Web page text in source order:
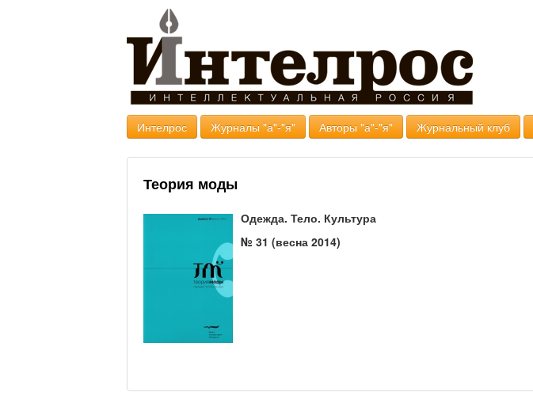
Интелрос Журналы "а"-"я" Авторы "а"-"я" Журнальный клуб
Теория моды
Одежда. Тело. Культура
№ 31 (весна 2014)